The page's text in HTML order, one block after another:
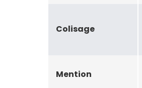
Colisage
Mention